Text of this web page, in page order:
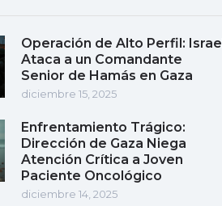
Operación de Alto Perfil: Israel
Ataca a un Comandante
Senior de Hamás en Gaza
diciembre 15, 2025
Enfrentamiento Trágico:
Dirección de Gaza Niega
Atención Crítica a Joven
Paciente Oncológico
diciembre 14, 2025